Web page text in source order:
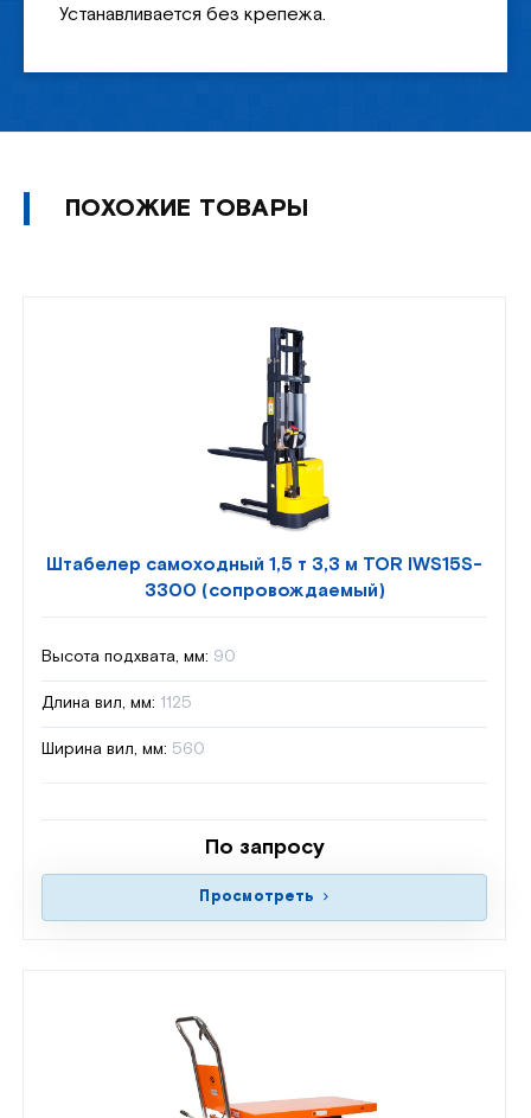
Устанавливается без крепежа.
ПОХОЖИЕ ТОВАРЫ
Штабелер самоходный 1,5 т 3,3 м TOR IWS15S-
3300 (сопровождаемый)
Высота подхвата, мм: 90
Длина вил, мм: 1125
Ширина вил, мм: 560
По запросу
Просмотреть